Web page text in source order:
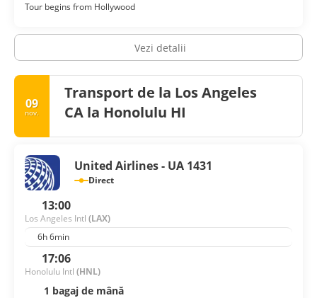
Tour begins from Hollywood
Vezi detalii
09
nov.
Transport de la Los Angeles
CA la Honolulu HI
United Airlines - UA 1431
Direct
13:00
Los Angeles Intl (LAX)
6h 6min
17:06
Honolulu Intl (HNL)
1 bagaj de mână